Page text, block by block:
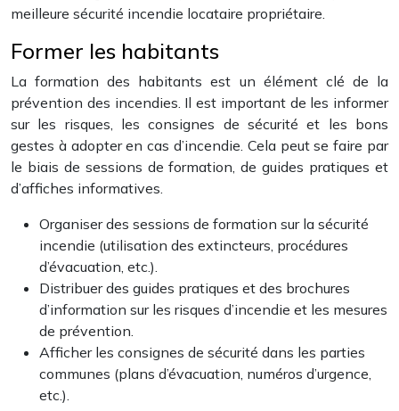
meilleure sécurité incendie locataire propriétaire.
Former les habitants
La formation des habitants est un élément clé de la
prévention des incendies. Il est important de les informer
sur les risques, les consignes de sécurité et les bons
gestes à adopter en cas d’incendie. Cela peut se faire par
le biais de sessions de formation, de guides pratiques et
d’affiches informatives.
Organiser des sessions de formation sur la sécurité
incendie (utilisation des extincteurs, procédures
d’évacuation, etc.).
Distribuer des guides pratiques et des brochures
d’information sur les risques d’incendie et les mesures
de prévention.
Afficher les consignes de sécurité dans les parties
communes (plans d’évacuation, numéros d’urgence,
etc.).